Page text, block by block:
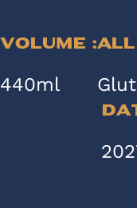
Volume :
440ml